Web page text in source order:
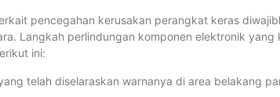
pencegahan kerusakan perangkat keras
Langkah perlindungan komponen elektronik yang
ini:
telah diselaraskan warnanya di area belakang